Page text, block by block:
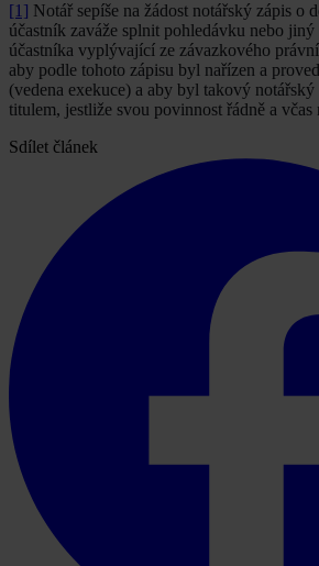
[1] Notář sepíše na žádost notářský zápis o
účastník zaváže splnit pohledávku nebo
účastníka vyplývající ze závazkového
aby podle tohoto zápisu byl nařízen a
(vedena exekuce) a aby byl takový
titulem, jestliže svou povinnost řádně a včas
Sdílet článek